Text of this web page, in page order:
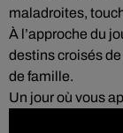
maladroites,
À l’approche du
destins croisés
de famille.
Un jour où vous